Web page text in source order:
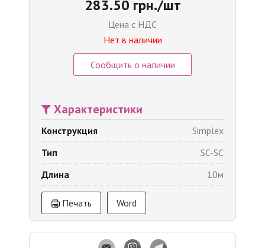
283.50 грн./шт
Цена с НДС
Нет в наличии
Сообщить о наличии
Характеристики
Конструкция
Simplex
Тип
SC-SC
Длина
10м
Печать Word